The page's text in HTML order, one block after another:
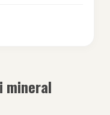
mineral